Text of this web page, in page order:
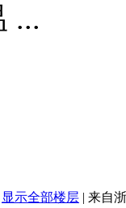
...
显示全部楼层 | 来自